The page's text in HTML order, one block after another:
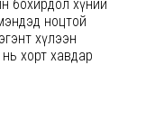
бохирдол хүний
ноцтой
хүлээн
хорт хавдар